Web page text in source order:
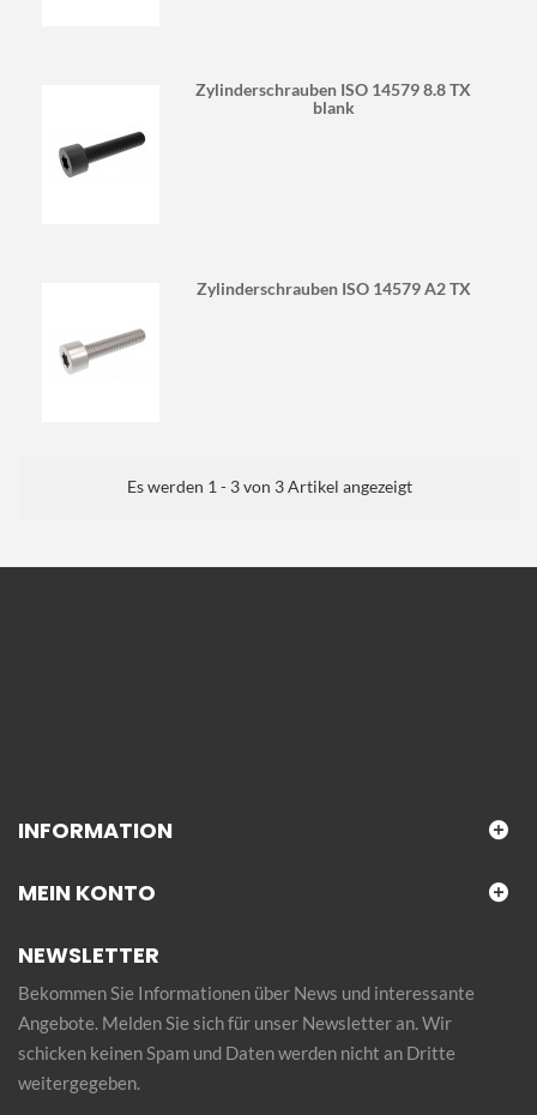
Zylinderschrauben ISO 14579 8.8 TX
blank
Zylinderschrauben ISO 14579 A2 TX
Es werden 1 - 3 von 3 Artikel angezeigt
INFORMATION
MEIN KONTO
NEWSLETTER
Bekommen Sie Informationen über News und interessante
Angebote. Melden Sie sich für unser Newsletter an. Wir
schicken keinen Spam und Daten werden nicht an Dritte
weitergegeben.